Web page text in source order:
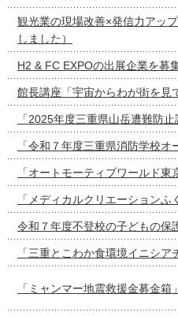
観光業の現場改善×発信力アッ
しました）
H2 & FC EXPOの出展企業を募
館長講座「宇宙からわが街を見
「2025年度三重県山岳遭難防
「令和７年度三重県消防学校
「オートモーティブワールド
「メディカルクリエーション
令和７年度不登校の子どもの保
「三重とこわか食環境イニシ
「ミャンマー地震救援金募金箱